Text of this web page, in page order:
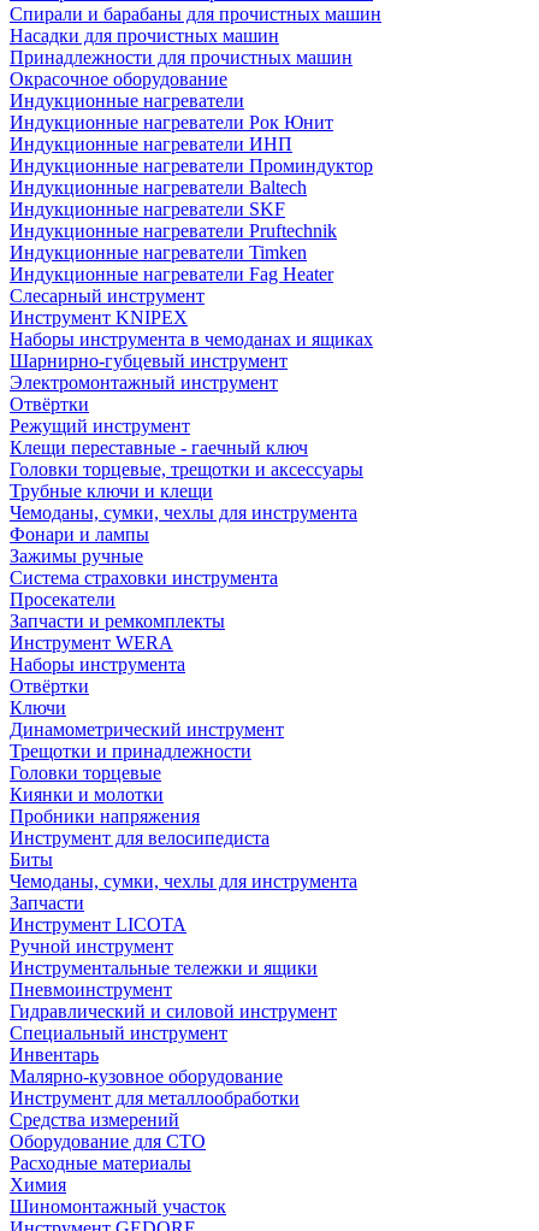
Спирали и барабаны для прочистных машин
Насадки для прочистных машин
Принадлежности для прочистных машин
Окрасочное оборудование
Индукционные нагреватели
Индукционные нагреватели Рок Юнит
Индукционные нагреватели ИНП
Индукционные нагреватели Проминдуктор
Индукционные нагреватели Baltech
Индукционные нагреватели SKF
Индукционные нагреватели Pruftechnik
Индукционные нагреватели Timken
Индукционные нагреватели Fag Heater
Слесарный инструмент
Инструмент KNIPEX
Наборы инструмента в чемоданах и ящиках
Шарнирно-губцевый инструмент
Электромонтажный инструмент
Отвёртки
Режущий инструмент
Клещи переставные - гаечный ключ
Головки торцевые, трещотки и аксессуары
Трубные ключи и клещи
Чемоданы, сумки, чехлы для инструмента
Фонари и лампы
Зажимы ручные
Система страховки инструмента
Просекатели
Запчасти и ремкомплекты
Инструмент WERA
Наборы инструмента
Отвёртки
Ключи
Динамометрический инструмент
Трещотки и принадлежности
Головки торцевые
Киянки и молотки
Пробники напряжения
Инструмент для велосипедиста
Биты
Чемоданы, сумки, чехлы для инструмента
Запчасти
Инструмент LICOTA
Ручной инструмент
Инструментальные тележки и ящики
Пневмоинструмент
Гидравлический и силовой инструмент
Специальный инструмент
Инвентарь
Малярно-кузовное оборудование
Инструмент для металлообработки
Средства измерений
Оборудование для СТО
Расходные материалы
Химия
Шиномонтажный участок